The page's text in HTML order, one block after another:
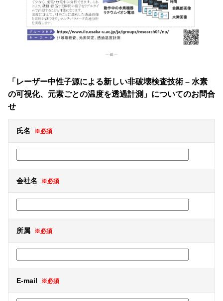
「レーザー中性子源による新しい非破壊検査技術 – 水素
の可視化、元素ごとの温度を透過計測」についてのお問合
せ
氏名 ※必須
会社名 ※必須
所属 ※必須
E-mail ※必須